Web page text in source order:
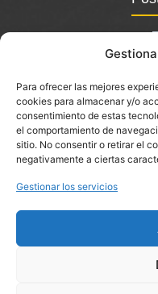
Para ofrecer las mejores
cookies para almacenar y/o
consentimiento de estas
el comportamiento de
sitio. No consentir o retirar el
negativamente a ciertas
Gestionar los servicios
El bono joven de